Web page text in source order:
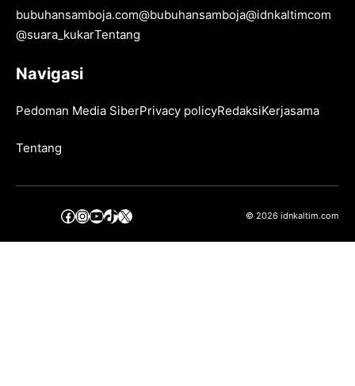
bubuhansamboja.com@bubuhansamboja@idnkaltimcom
@suara_kukarTentang
Navigasi
Pedoman Media SiberPrivacy policyRedaksiKerjasama
Tentang
Facebook
Instagram
YouTube
TikTok
X © 2026 idnkaltim.com